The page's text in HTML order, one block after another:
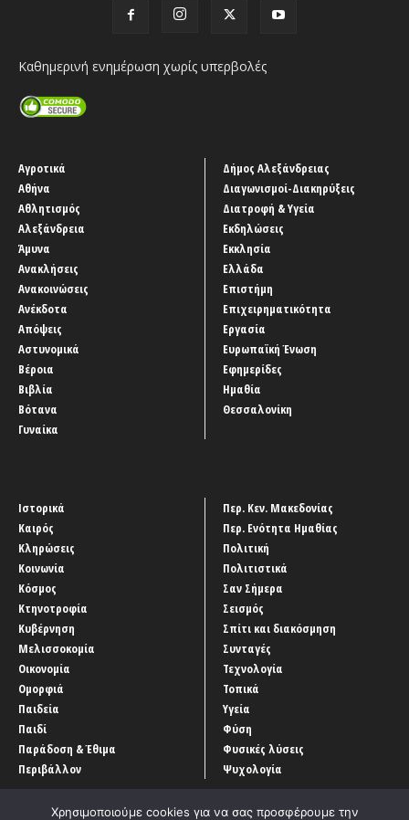
Καθημερινή ενημέρωση χωρίς υπερβολές
Αγροτικά
Αθήνα
Αθλητισμός
Αλεξάνδρεια
Άμυνα
Ανακλήσεις
Ανακοινώσεις
Ανέκδοτα
Απόψεις
Αστυνομικά
Βέροια
Βιβλία
Βότανα
Γυναίκα
Δήμος Αλεξάνδρειας
Διαγωνισμοί-Διακηρύξεις
Διατροφή & Υγεία
Εκδηλώσεις
Εκκλησία
Ελλάδα
Επιστήμη
Επιχειρηματικότητα
Εργασία
Ευρωπαϊκή Ένωση
Εφημερίδες
Ημαθία
Θεσσαλονίκη
Ιστορικά
Καιρός
Κληρώσεις
Κοινωνία
Κόσμος
Κτηνοτροφία
Κυβέρνηση
Μελισσοκομία
Οικονομία
Ομορφιά
Παιδεία
Παιδί
Παράδοση & Έθιμα
Περιβάλλον
Περ. Κεν. Μακεδονίας
Περ. Ενότητα Ημαθίας
Πολιτική
Πολιτιστικά
Σαν Σήμερα
Σεισμός
Σπίτι και διακόσμηση
Συνταγές
Τεχνολογία
Τοπικά
Υγεία
Φύση
Φυσικές λύσεις
Ψυχολογία
Χρησιμοποιούμε cookies για να σας προσφέρουμε την